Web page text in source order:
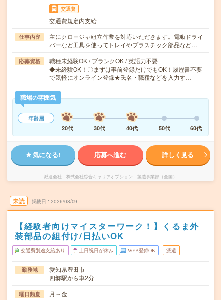
交通費
交通費規定内支給
仕事内容
主にクロージャ組立作業を対応いただきます。電動ドライ
バーなど工具を使ってトレイやプラスチック部品など…
応募資格
職種未経験OK / ブランクOK / 英語力不要
◆未経験OK！〇まずは事前登録だけでもOK！履歴書不要
で気軽にオンライン登録★氏名・職種などを入力す…
職場の雰囲気
年齢層
20代
30代 40代 50代 60代
気になる! 応募へ進む 詳しく見る
派遣会社 株式会社綜合キャリアオプション 製造事業部（全国）
未読 掲載日 2026/08/09
【経験者向けマイスターワーク！】くるま外
装部品の組付け/日払いOK
交通費別途支給あり 土日祝日が休み WEB登録OK 派遣
勤務地
愛知県豊田市
四郷駅から車2分
曜日頻度 月～金